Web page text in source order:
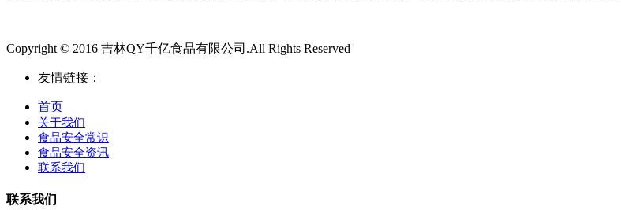
Copyright © 2016 吉林QY千亿食品有限公司.All Rights Reserved
友情链接：
首页
关于我们
食品安全常识
食品安全资讯
联系我们
联系我们